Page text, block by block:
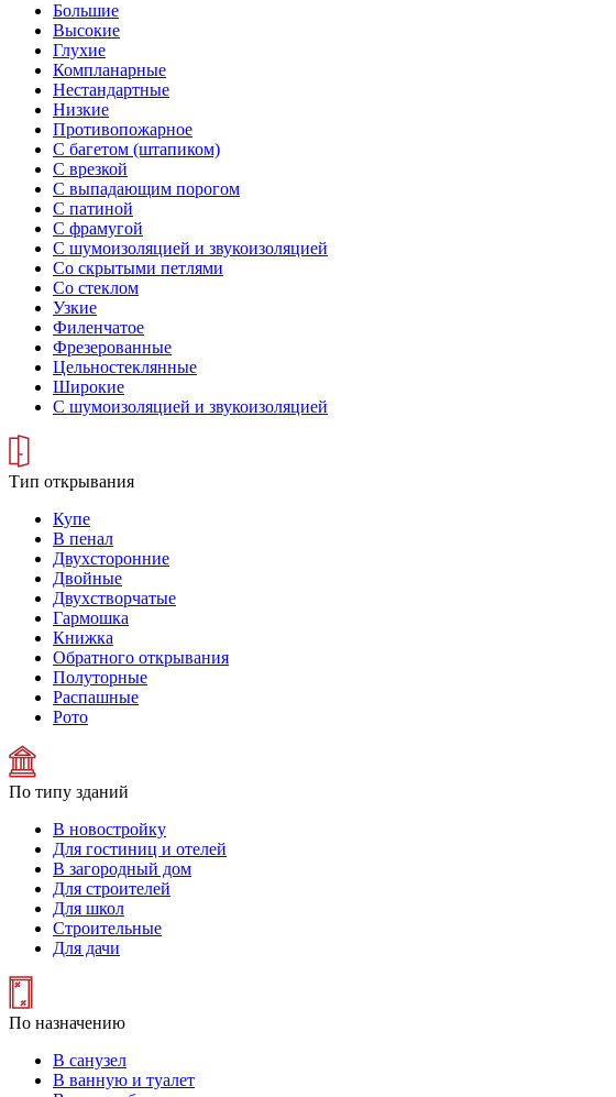
Большие
Высокие
Глухие
Компланарные
Нестандартные
Низкие
Противопожарное
С багетом (штапиком)
С врезкой
С выпадающим порогом
С патиной
С фрамугой
С шумоизоляцией и звукоизоляцией
Со скрытыми петлями
Со стеклом
Узкие
Филенчатое
Фрезерованные
Цельностеклянные
Широкие
С шумоизоляцией и звукоизоляцией
Тип открывания
Купе
В пенал
Двухсторонние
Двойные
Двухстворчатые
Гармошка
Книжка
Обратного открывания
Полуторные
Распашные
Рото
По типу зданий
В новостройку
Для гостиниц и отелей
В загородный дом
Для строителей
Для школ
Строительные
Для дачи
По назначению
В санузел
В ванную и туалет